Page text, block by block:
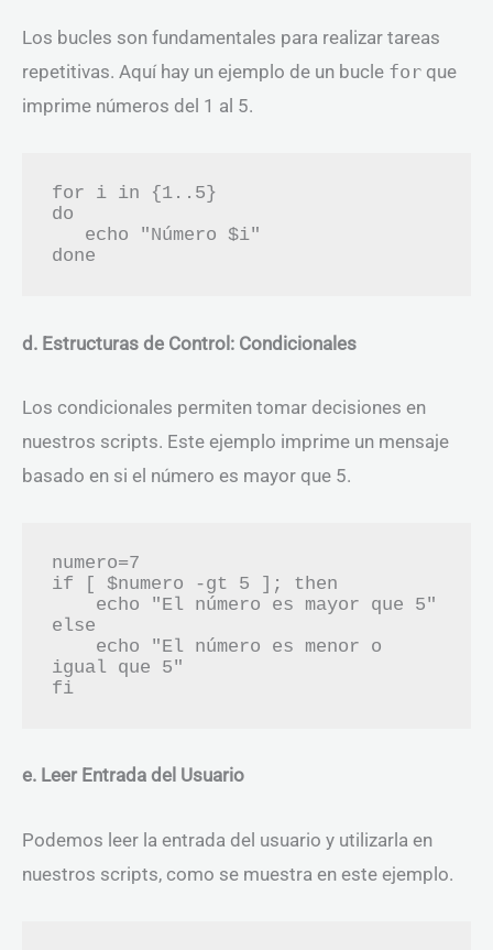
Los bucles son fundamentales para realizar tareas
repetitivas. Aquí hay un ejemplo de un bucle for que
imprime números del 1 al 5.
for i in {1..5}
do
d. Estructuras de Control: Condicionales
Los condicionales permiten tomar decisiones en
nuestros scripts. Este ejemplo imprime un mensaje
basado en si el número es mayor que 5.
numero=7
if [ $numero -gt 5 ]; then
else
igual que 5"
e. Leer Entrada del Usuario
Podemos leer la entrada del usuario y utilizarla en
nuestros scripts, como se muestra en este ejemplo.